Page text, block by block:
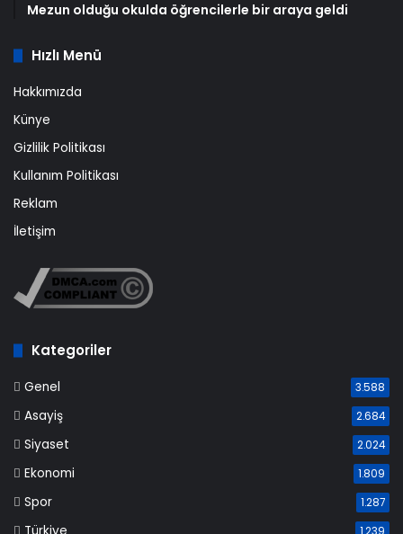
Mezun olduğu okulda öğrencilerle bir araya geldi
Hızlı Menü
Hakkımızda
Künye
Gizlilik Politikası
Kullanım Politikası
Reklam
İletişim
Kategoriler
Genel 3.588
Asayiş 2.684
Siyaset 2.024
Ekonomi 1.809
Spor 1.287